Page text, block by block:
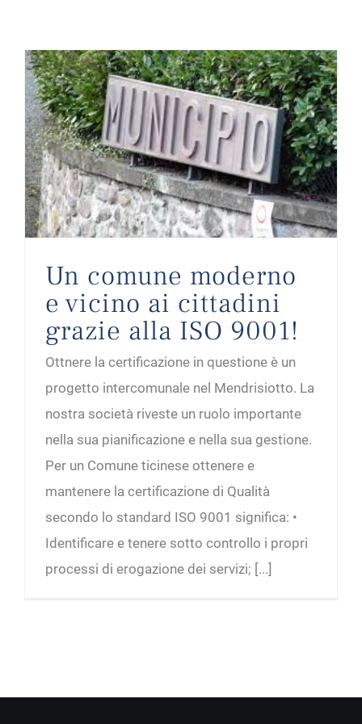
Un comune moderno
e vicino ai cittadini
grazie alla ISO 9001!
Ottnere la certificazione in questione è un
progetto intercomunale nel Mendrisiotto. La
nostra società riveste un ruolo importante
nella sua pianificazione e nella sua gestione.
Per un Comune ticinese ottenere e
mantenere la certificazione di Qualità
secondo lo standard ISO 9001 significa: •
Identificare e tenere sotto controllo i propri
processi di erogazione dei servizi; [...]